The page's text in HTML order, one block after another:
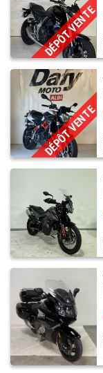
DÉPÔT VENTE
DÉPÔT VENTE